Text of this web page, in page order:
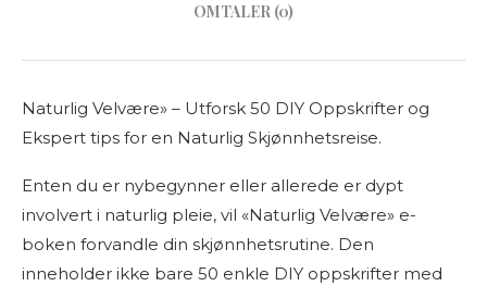
OMTALER (0)
Naturlig Velvære» – Utforsk 50 DIY Oppskrifter og
Ekspert tips for en Naturlig Skjønnhetsreise.
Enten du er nybegynner eller allerede er dypt
involvert i naturlig pleie, vil «Naturlig Velvære» e-
boken forvandle din skjønnhetsrutine. Den
inneholder ikke bare 50 enkle DIY oppskrifter med